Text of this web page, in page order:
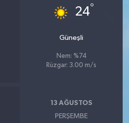
24°
Güneşli
Nem: %74
Rüzgar: 3.00 m/s
13 AĞUSTOS
PERŞEMBE